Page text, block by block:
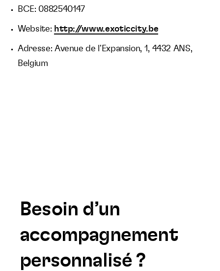
BCE: 0882540147
Website: http://www.exoticcity.be
Adresse: Avenue de l'Expansion, 1, 4432 ANS,
Belgium
Besoin d’un
accompagnement
personnalisé ?